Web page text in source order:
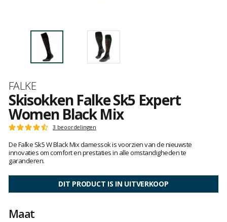
Merk
FALKE
Skisokken Falke Sk5 Expert
Women Black Mix
Het
van
klanten
Score
:
4.6
op
5
3 beoordelingen
De Falke Sk5 W Black Mix damessok is voorzien van de nieuwste
innovaties om comfort en prestaties in alle omstandigheden te
garanderen.
DIT PRODUCT IS IN UITVERKOOP
Maat